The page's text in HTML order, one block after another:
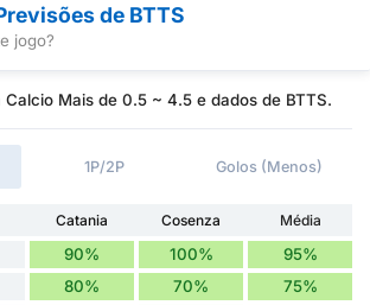
de BTTS
jogo?
Mais de 0.5 ~ 4.5 e dados de BTTS.
1P/2P Golos (Menos)
Catania Cosenza
Média
90% 100% 95%
80% 70% 75%